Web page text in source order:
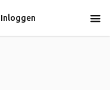
Inloggen